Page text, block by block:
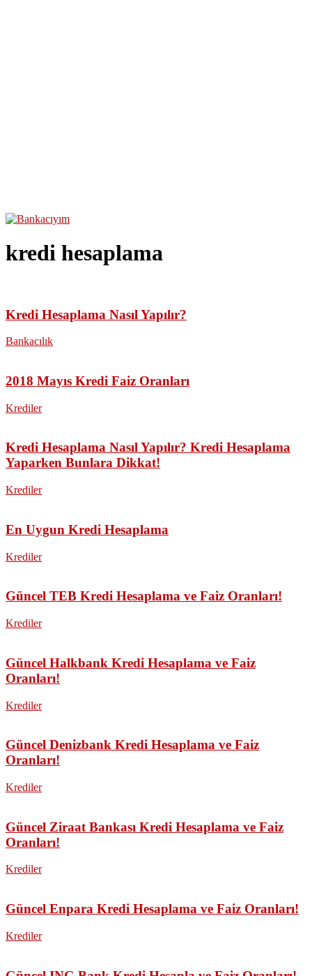
kredi hesaplama
Kredi Hesaplama Nasıl Yapılır?
Bankacılık
2018 Mayıs Kredi Faiz Oranları
Krediler
Kredi Hesaplama Nasıl Yapılır? Kredi Hesaplama
Yaparken Bunlara Dikkat!
Krediler
En Uygun Kredi Hesaplama
Krediler
Güncel TEB Kredi Hesaplama ve Faiz Oranları!
Krediler
Güncel Halkbank Kredi Hesaplama ve Faiz
Oranları!
Krediler
Güncel Denizbank Kredi Hesaplama ve Faiz
Oranları!
Krediler
Güncel Ziraat Bankası Kredi Hesaplama ve Faiz
Oranları!
Krediler
Güncel Enpara Kredi Hesaplama ve Faiz Oranları!
Krediler